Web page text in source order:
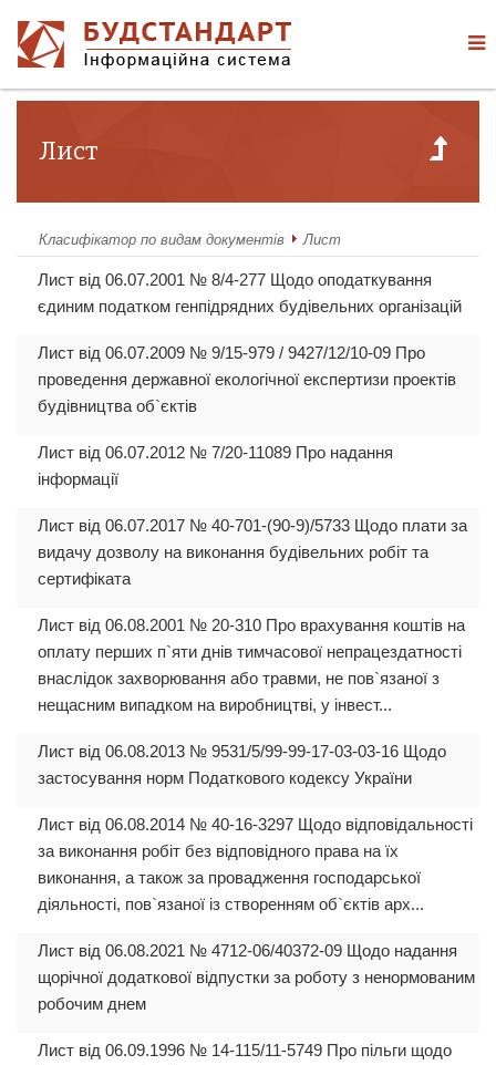
Лист
Класифікатор по видам документів Лист
Лист від 06.07.2001 № 8/4-277 Щодо оподаткування
єдиним податком генпідрядних будівельних організацій
Лист від 06.07.2009 № 9/15-979 / 9427/12/10-09 Про
проведення державної екологічної експертизи проектів
будівництва об`єктів
Лист від 06.07.2012 № 7/20-11089 Про надання
інформації
Лист від 06.07.2017 № 40-701-(90-9)/5733 Щодо плати за
видачу дозволу на виконання будівельних робіт та
сертифіката
Лист від 06.08.2001 № 20-310 Про врахування коштів на
оплату перших п`яти днів тимчасової непрацездатності
внаслідок захворювання або травми, не пов`язаної з
нещасним випадком на виробництві, у інвест...
Лист від 06.08.2013 № 9531/5/99-99-17-03-03-16 Щодо
застосування норм Податкового кодексу України
Лист від 06.08.2014 № 40-16-3297 Щодо відповідальності
за виконання робіт без відповідного права на їх
виконання, а також за провадження господарської
діяльності, пов`язаної із створенням об`єктів арх...
Лист від 06.08.2021 № 4712-06/40372-09 Щодо надання
щорічної додаткової відпустки за роботу з ненормованим
робочим днем
Лист від 06.09.1996 № 14-115/11-5749 Про пільги щодо